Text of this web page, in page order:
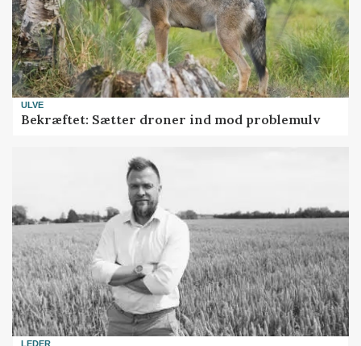
ULVE
Bekræftet: Sætter droner ind mod problemulv
LEDER